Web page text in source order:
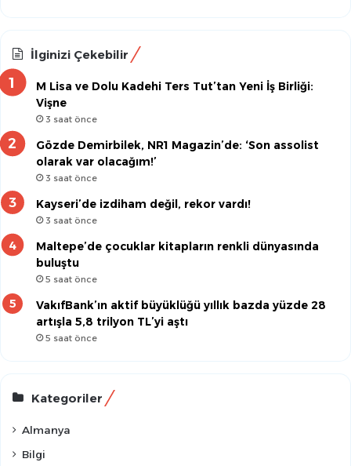
İlginizi Çekebilir
M Lisa ve Dolu Kadehi Ters Tut’tan Yeni İş Birliği:
Vişne
3 saat önce
Gözde Demirbilek, NR1 Magazin’de: ‘Son assolist
olarak var olacağım!’
3 saat önce
Kayseri’de izdiham değil, rekor vardı!
3 saat önce
Maltepe’de çocuklar kitapların renkli dünyasında
buluştu
5 saat önce
VakıfBank’ın aktif büyüklüğü yıllık bazda yüzde 28
artışla 5,8 trilyon TL’yi aştı
5 saat önce
Kategoriler
Almanya
Bilgi